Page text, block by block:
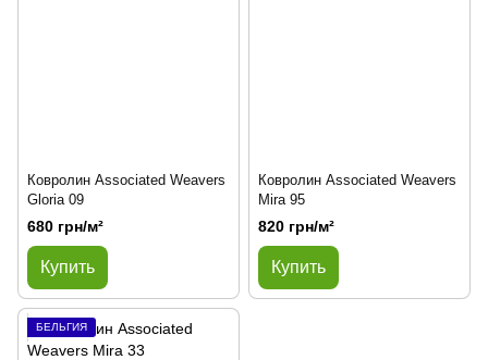
Ковролин Associated Weavers
Gloria 09
680 грн/м²
Купить
Ковролин Associated Weavers
Mira 95
820 грн/м²
Купить
БЕЛЬГИЯ